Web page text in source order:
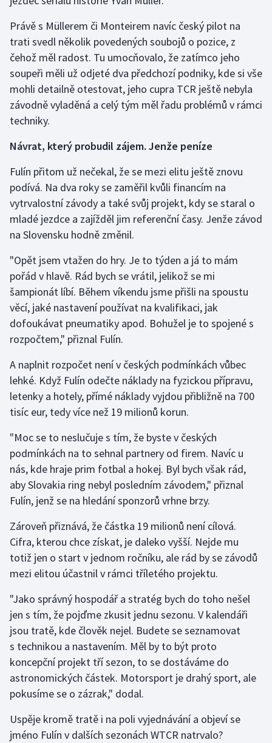
Právě s Müllerem či Monteirem navíc český pilot na
trati svedl několik povedených soubojů o pozice, z
čehož měl radost. Tu umocňovalo, že zatímco jeho
soupeři měli už odjeté dva předchozí podniky, kde si vše
mohli detailně otestovat, jeho cupra TCR ještě nebyla
závodně vyladěná a celý tým měl řadu problémů v rámci
techniky.
Návrat, který probudil zájem. Jenže peníze
Fulín přitom už nečekal, že se mezi elitu ještě znovu
podívá. Na dva roky se zaměřil kvůli financím na
vytrvalostní závody a také svůj projekt, kdy se staral o
mladé jezdce a zajížděl jim referenční časy. Jenže závod
na Slovensku hodně změnil.
"Opět jsem vtažen do hry. Je to týden a já to mám
pořád v hlavě. Rád bych se vrátil, jelikož se mi
šampionát líbí. Během víkendu jsme přišli na spoustu
věcí, jaké nastavení používat na kvalifikaci, jak
dofoukávat pneumatiky apod. Bohužel je to spojené s
rozpočtem," přiznal Fulín.
A naplnit rozpočet není v českých podmínkách vůbec
lehké. Když Fulín odečte náklady na fyzickou přípravu,
letenky a hotely, přímé náklady vyjdou přibližně na 700
tisíc eur, tedy více než 19 milionů korun.
"Moc se to neslučuje s tím, že byste v českých
podmínkách na to sehnal partnery od firem. Navíc u
nás, kde hraje prim fotbal a hokej. Byl bych však rád,
aby Slovakia ring nebyl posledním závodem," přiznal
Fulín, jenž se na hledání sponzorů vrhne brzy.
Zároveň přiznává, že částka 19 milionů není cílová.
Cifra, kterou chce získat, je daleko vyšší. Nejde mu
totiž jen o start v jednom ročníku, ale rád by se závodů
mezi elitou účastnil v rámci tříletého projektu.
"Jako správný hospodář a stratég bych do toho nešel
jen s tím, že pojďme zkusit jednu sezonu. V kalendáři
jsou tratě, kde člověk nejel. Budete se seznamovat
s technikou a nastavením. Měl by to být proto
koncepční projekt tří sezon, to se dostáváme do
astronomických částek. Motorsport je drahý sport, ale
pokusíme se o zázrak," dodal.
Uspěje kromě tratě i na poli vyjednávání a objeví se
jméno Fulín v dalších sezonách WTCR natrvalo?